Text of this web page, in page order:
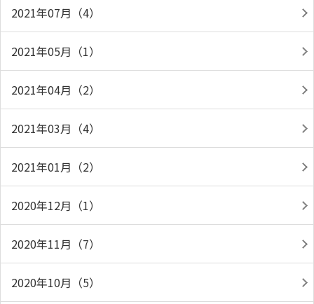
2021年07月（4）
2021年05月（1）
2021年04月（2）
2021年03月（4）
2021年01月（2）
2020年12月（1）
2020年11月（7）
2020年10月（5）